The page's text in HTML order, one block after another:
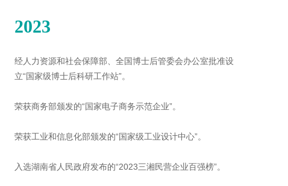
2023
经人力资源和社会保障部、全国博士后管委会办公室批准设
立“国家级博士后科研工作站”。
荣获商务部颁发的“国家电子商务示范企业”。
荣获工业和信息化部颁发的“国家级工业设计中心”。
入选湖南省人民政府发布的“2023三湘民营企业百强榜”。